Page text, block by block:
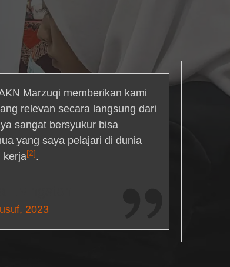
Marzuqi memberikan kami
relevan secara langsung dari
sangat bersyukur bisa
yang saya pelajari di dunia
kerja[2].
2023